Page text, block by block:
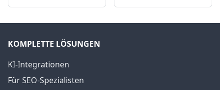
KOMPLETTE LÖSUNGEN
KI-Integrationen
Für SEO-Spezialisten